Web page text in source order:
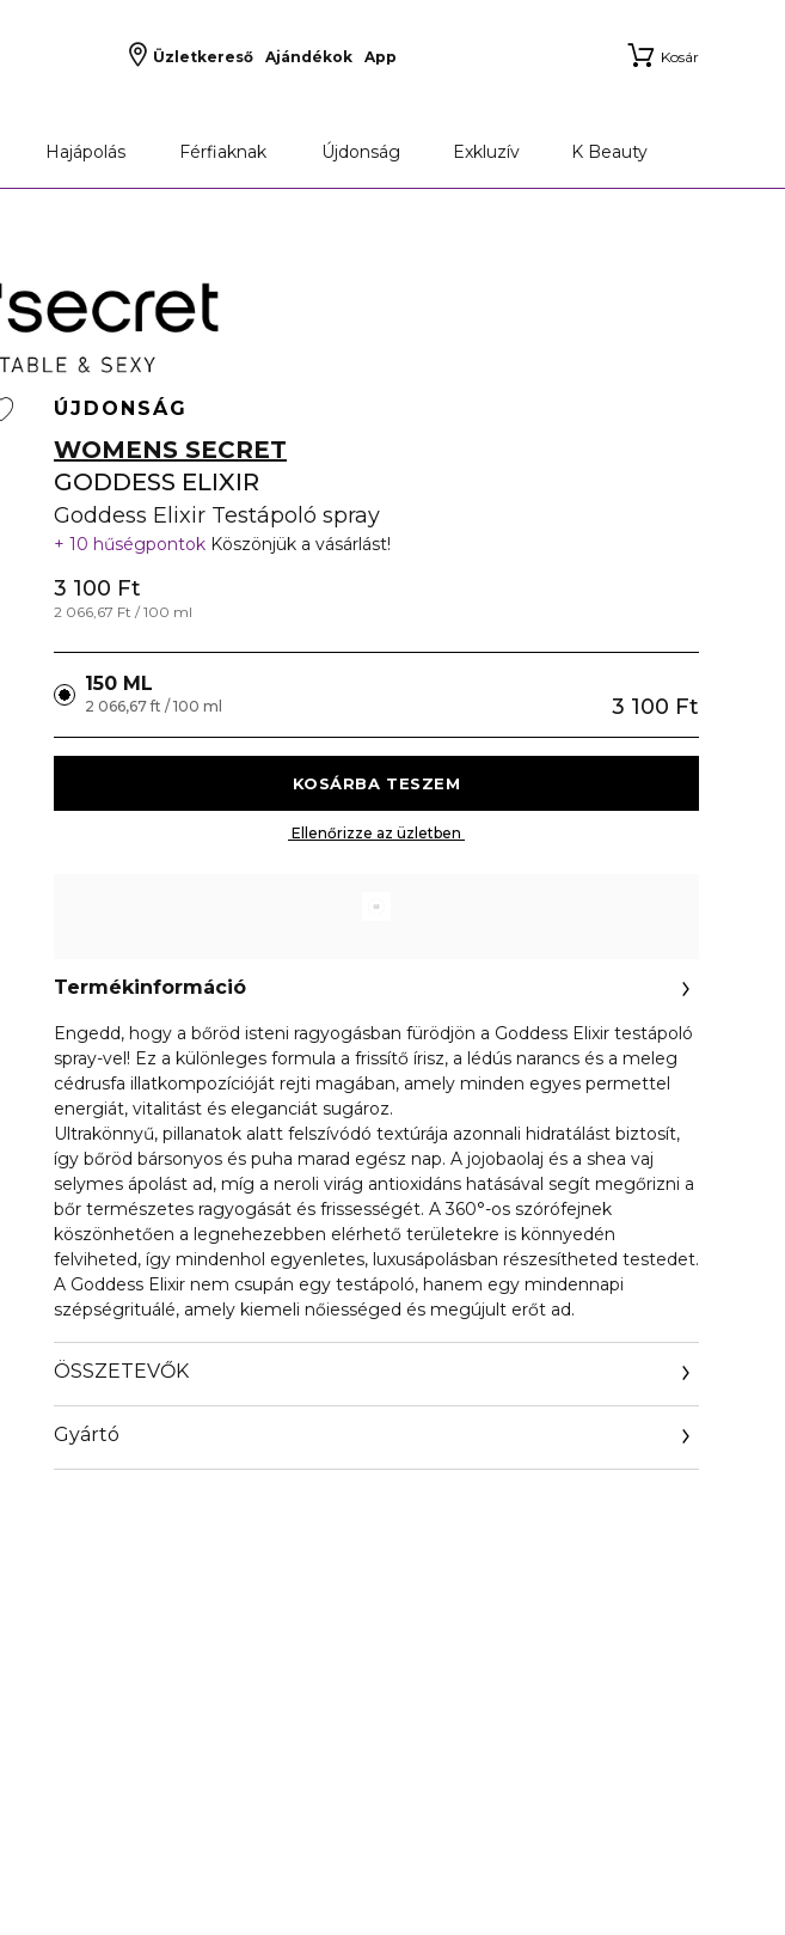
Üzletkereső Ajándékok App Kosár
Hajápolás Férfiaknak Újdonság Exkluzív K Beauty
ÚJDONSÁG
WOMENS SECRET
GODDESS ELIXIR
Goddess Elixir Testápoló spray
10 hűségpontok Köszönjük a vásárlást!
3 100 Ft
2 066,67 Ft / 100 ml
150 ML
3 100 Ft
2 066,67 ft / 100 ml
Termékinformáció
Engedd, hogy a bőröd isteni ragyogásban fürödjön a Goddess Elixir testápoló
spray-vel! Ez a különleges formula a frissítő írisz, a lédús narancs és a meleg
cédrusfa illatkompozícióját rejti magában, amely minden egyes permettel
energiát, vitalitást és eleganciát sugároz.
Ultrakönnyű, pillanatok alatt felszívódó textúrája azonnali hidratálást biztosít,
így bőröd bársonyos és puha marad egész nap. A jojobaolaj és a shea vaj
selymes ápolást ad, míg a neroli virág antioxidáns hatásával segít megőrizni a
bőr természetes ragyogását és frissességét. A 360°-os szórófejnek
köszönhetően a legnehezebben elérhető területekre is könnyedén
felviheted, így mindenhol egyenletes, luxusápolásban részesítheted testedet.
A Goddess Elixir nem csupán egy testápoló, hanem egy mindennapi
szépségrituálé, amely kiemeli nőiességed és megújult erőt ad.
ÖSSZETEVŐK
Gyártó